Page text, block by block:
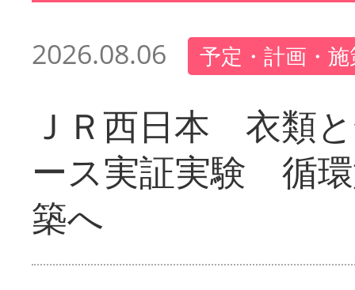
2026.08.06 予定・計画・
ＪＲ西日本 衣類
ース実証実験 循
築へ